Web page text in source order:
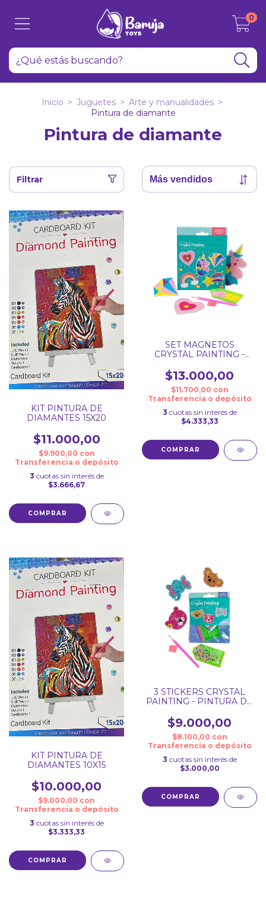
0
Inicio > Juguetes > Arte y manualidades >
Pintura de diamante
Pintura de diamante
Filtrar
KIT PINTURA DE
DIAMANTES 15X20
$11.000,00
$9.900,00 con
Transferencia o depósito
3 cuotas sin interés de
$3.666,67
COMPRAR
SET MAGNETOS
CRYSTAL PAINTING -
$13.000,00
$11.700,00 con
Transferencia o depósito
3 cuotas sin interés de
$4.333,33
KIT PINTURA DE
DIAMANTES 10X15
$10.000,00
$9.000,00 con
Transferencia o depósito
3 cuotas sin interés de
$3.333,33
COMPRAR
3 STICKERS CRYSTAL
PAINTING - PINTURA DE
$9.000,00
$8.100,00 con
Transferencia o depósito
3 cuotas sin interés de
$3.000,00